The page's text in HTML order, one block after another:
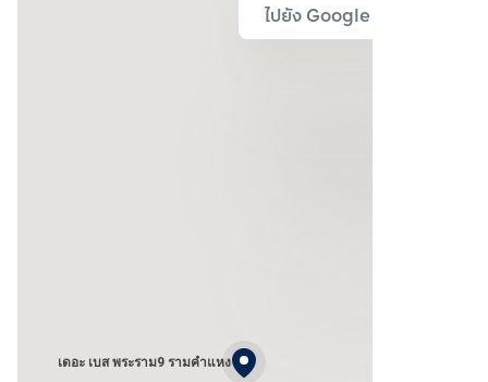
ไปยัง Google Map
เดอะ เบส พระราม9 รามคำแหง